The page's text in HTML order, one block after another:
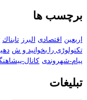
برچسب ها
اربعین اقتصادی البرز تابناك
تکنولوڑی را بخوانید و ش
پیام-شهروندی کانال-
تبلیغات